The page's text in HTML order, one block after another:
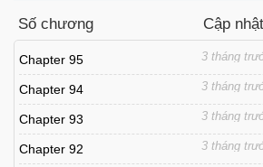
Số chương Cập nhật
Chapter 95 3 tháng
Chapter 94 3 tháng
Chapter 93 3 tháng
Chapter 92 3 tháng